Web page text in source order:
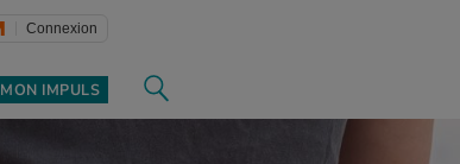
Connexion
MON IMPULS